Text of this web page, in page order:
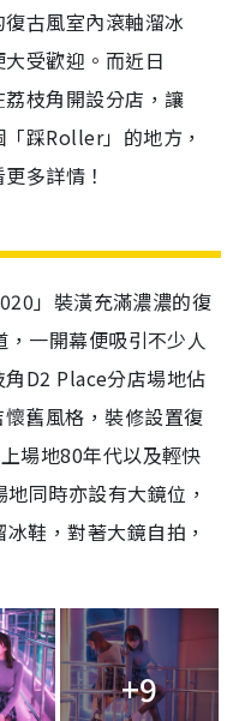
古風室內滾軸溜冰
受歡迎。而近日
枝角開設分店，讓
踩Roller」的地方，
多詳情！
」裝潢充滿濃濃的復
一開幕便吸引不少人
D2 Place分店場地佔
舊風格，裝修設置復
場地80年代以及輕快
同時亦設有大鏡位，
鞋，對著大鏡自拍，
+9